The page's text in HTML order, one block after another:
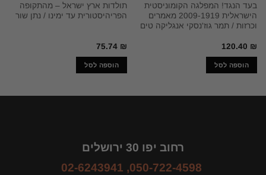
בעד הנגד! המפלגה הקומוניסטית
הישראלית 2009-1919 מאמרים
וכרזות / תמר גוז'נסקי אנגליקה טים
120.40 ₪
הוספה לסל
תולדות ארץ ישראל – מהתקופה
הפריהיסטורית עד ימינו / נתן שור
75.74 ₪
הוספה לסל
רחוב יפו 30 ירושלים
050-722-4598
,
02-6243941